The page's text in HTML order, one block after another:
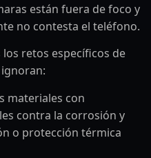
están fuera de foco y
no contesta el teléfono.
retos específicos de
materiales con
contra la corrosión y
o protección térmica